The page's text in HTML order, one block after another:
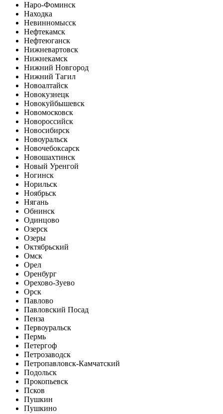
Наро-Фоминск
Находка
Невинномысск
Нефтекамск
Нефтеюганск
Нижневартовск
Нижнекамск
Нижний Новгород
Нижний Тагил
Новоалтайск
Новокузнецк
Новокуйбышевск
Новомосковск
Новороссийск
Новосибирск
Новоуральск
Новочебоксарск
Новошахтинск
Новый Уренгой
Ногинск
Норильск
Ноябрьск
Нягань
Обнинск
Одинцово
Озерск
Озеры
Октябрьский
Омск
Орел
Оренбург
Орехово-Зуево
Орск
Павлово
Павловский Посад
Пенза
Первоуральск
Пермь
Петергоф
Петрозаводск
Петропавловск-Камчатский
Подольск
Прокопьевск
Псков
Пушкин
Пушкино